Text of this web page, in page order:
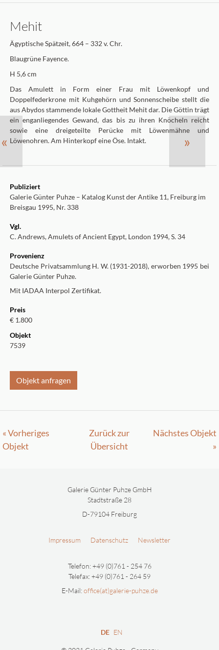
« »
Mehit
Ägyptische Spätzeit, 664 – 332 v. Chr.
Blaugrüne Fayence.
H 5,6 cm
Das Amulett in Form einer Frau mit Löwenkopf und
Doppelfederkrone mit Kuhgehörn und Sonnenscheibe stellt die
aus Abydos stammende lokale Gottheit Mehit dar. Die Göttin trägt
ein enganliegendes Gewand, das bis zu ihren Knöcheln reicht
sowie eine dreigeteilte Perücke mit Löwenmähne und
Löwenohren. Am Hinterkopf eine Öse. Intakt.
Publiziert
Galerie Günter Puhze – Katalog Kunst der Antike 11, Freiburg im
Breisgau 1995, Nr. 338
Vgl.
C. Andrews, Amulets of Ancient Egypt, London 1994, S. 34
Provenienz
Deutsche Privatsammlung H. W. (1931-2018), erworben 1995 bei
Galerie Günter Puhze.
Mit IADAA Interpol Zertifikat.
Preis
€ 1.800
Objekt
7539
Objekt anfragen
« Vorheriges
Objekt
Zurück zur
Übersicht
Nächstes Objekt
»
Galerie Günter Puhze GmbH
Stadtstraße 28
D-79104 Freiburg
Impressum Datenschutz Newsletter
Telefon: +49 (0)761 - 254 76
Telefax: +49 (0)761 - 264 59
E-Mail:office(at)galerie-puhze.de
DE EN